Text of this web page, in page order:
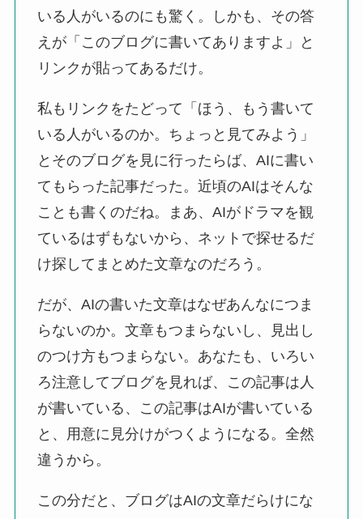
いる人がいるのにも驚く。しかも、その答
えが「このブログに書いてありますよ」と
リンクが貼ってあるだけ。
私もリンクをたどって「ほう、もう書いて
いる人がいるのか。ちょっと見てみよう」
とそのブログを見に行ったらば、AIに書い
てもらった記事だった。近頃のAIはそんな
ことも書くのだね。まあ、AIがドラマを観
ているはずもないから、ネットで探せるだ
け探してまとめた文章なのだろう。
だが、AIの書いた文章はなぜあんなにつま
らないのか。文章もつまらないし、見出し
のつけ方もつまらない。あなたも、いろい
ろ注意してブログを見れば、この記事は人
が書いている、この記事はAIが書いている
と、用意に見分けがつくようになる。全然
違うから。
この分だと、ブログはAIの文章だらけにな